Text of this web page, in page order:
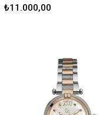
₺11.000,00